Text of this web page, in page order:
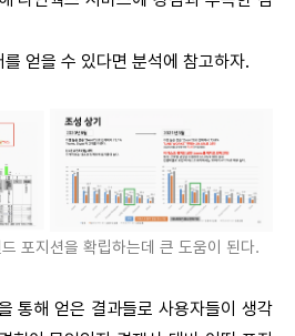
얻을 수 있다면 분석에 참고하자.
포지션을 확립하는데 큰 도움이 된다.
통해 얻은 결과들로 사용자들이 생각